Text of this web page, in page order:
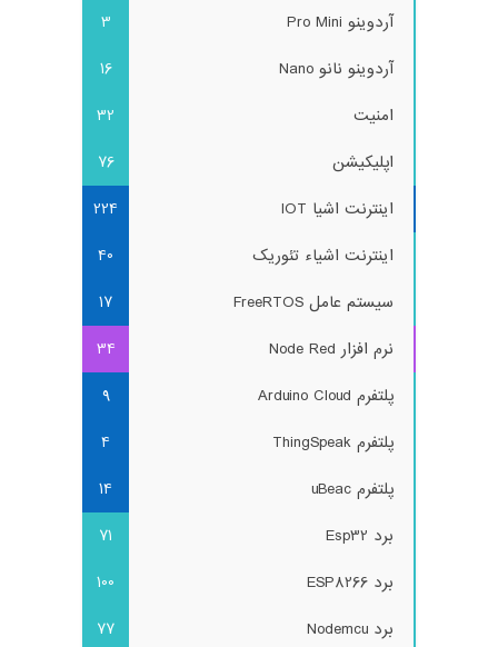
آردوینو Pro Mini
3
آردوینو نانو Nano
16
امنیت
32
اپلیکیشن
76
اینترنت اشیا IOT
224
اینترنت اشیاء تئوریک
40
سیستم عامل FreeRTOS
17
نرم افزار Node Red
34
پلتفرم Arduino Cloud
9
پلتفرم ThingSpeak
4
پلتفرم uBeac
14
برد Esp32
71
برد ESP8266
100
برد Nodemcu
77